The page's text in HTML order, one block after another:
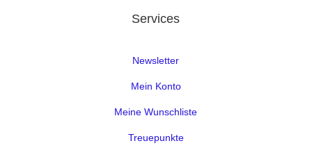
Services
Newsletter
Mein Konto
Meine Wunschliste
Treuepunkte